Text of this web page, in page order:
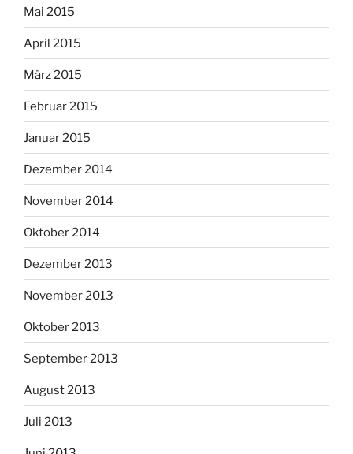
Mai 2015
April 2015
März 2015
Februar 2015
Januar 2015
Dezember 2014
November 2014
Oktober 2014
Dezember 2013
November 2013
Oktober 2013
September 2013
August 2013
Juli 2013